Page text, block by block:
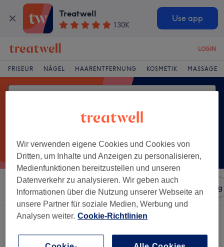
Treatwell
130K
Use app
LOGIN
FRISEUR NÄGEL HAARENTFERNUNG KOSMETIK MASSAGE
Sortieren nach Salons Expressangebote Bewertung
Ein Salon, der anbietet:
Wir verwenden eigene Cookies und Cookies von
Dritten, um Inhalte und Anzeigen zu personalisieren,
Medienfunktionen bereitzustellen und unseren
Datenverkehr zu analysieren. Wir geben auch
Informationen über die Nutzung unserer Webseite an
unsere Partner für soziale Medien, Werbung und
Analysen weiter. Cookie-Richtlinien